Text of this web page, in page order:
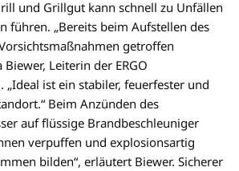
und Grillgut kann schnell zu Unfällen
führen. „Bereits beim Aufstellen des
getroffen
Biewer, Leiterin der ERGO
„Ideal ist ein stabiler, feuerfester und
Beim Anzünden des
auf flüssige Brandbeschleuniger
verpuffen und explosionsartig
bilden“, erläutert Biewer. Sicherer